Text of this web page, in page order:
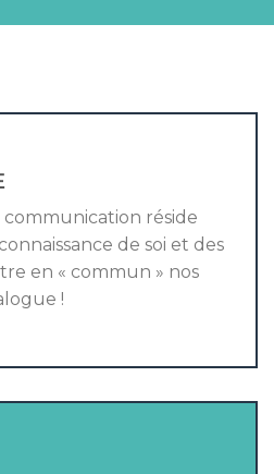
communication réside
de soi et des
en « commun » nos
!